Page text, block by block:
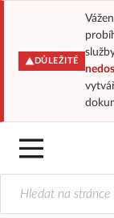
DŮLEŽITÉ